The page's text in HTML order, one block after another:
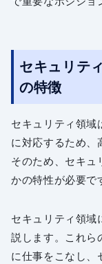
セキュリテ
の特徴
セキュリティ領域
に対応するため、
そのため、セキュ
かの特性が必要で
セキュリティ領域
説します。これら
に仕事をこなし、